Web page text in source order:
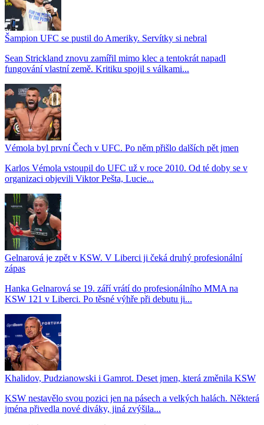
Šampion UFC se pustil do Ameriky. Servítky si nebral
Sean Strickland znovu zamířil mimo klec a tentokrát napadl
fungování vlastní země. Kritiku spojil s válkami...
Vémola byl první Čech v UFC. Po něm přišlo dalších pět jmen
Karlos Vémola vstoupil do UFC už v roce 2010. Od té doby se v
organizaci objevili Viktor Pešta, Lucie...
Gelnarová je zpět v KSW. V Liberci ji čeká druhý profesionální
zápas
Hanka Gelnarová se 19. září vrátí do profesionálního MMA na
KSW 121 v Liberci. Po těsné výhře při debutu ji...
Khalidov, Pudzianowski i Gamrot. Deset jmen, která změnila KSW
KSW nestavělo svou pozici jen na pásech a velkých halách. Některá
jména přivedla nové diváky, jiná zvýšila...